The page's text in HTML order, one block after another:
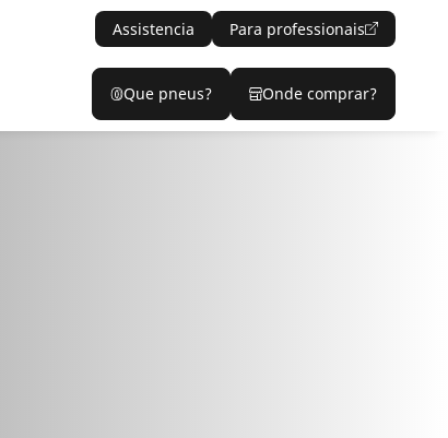
Assistencia Para professionais
Que pneus? Onde comprar?